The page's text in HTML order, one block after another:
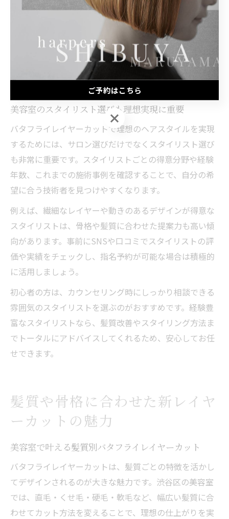
また、SNSや公式サイトでスタイリストの作品集を閲覧
することで、イメージに近い仕上がりかどうかを事前に
把握できます。自分の髪質やライフスタイルを伝えやす
いサロンを選ぶと、より満足度の高い体験につながりま
す。
美容室のスタイリスト選びも理想実現に重要
バタフライレイヤーカットで理想のヘアスタイルを実現
するためには、サロン選びだけでなくスタイリスト選び
も非常に重要です。スタイリストごとの得意分野や経験
年数、これまでの施術事例を確認することで、自分の希
望に合う技術者を見つけやすくなります。
例えば、繊細なレイヤーや動きのあるデザインが得意な
スタイリストは、骨格や髪質に合わせた提案力も高い傾
向があります。事前にSNSや口コミでスタイリストの評
価や実績をチェックし、指名予約が可能な場合は積極的
に活用しましょう。
初心者の方は、カウンセリング時にしっかり相談できる
雰囲気のスタイリストを選ぶのがおすすめです。経験豊
富なスタイリストなら、髪質改善やスタイリング方法ま
でトータルにアドバイスしてくれるため、安心してお任
せできます。
髪質や骨格に合わせた新レイヤ
ーカットの魅力
美容室で叶える髪質別バタフライレイヤーカット
バタフライレイヤーカットは、髪質ごとの特徴を活かし
てデザインされるのが大きな魅力です。渋谷区の美容室
では、直毛・くせ毛・硬毛・軟毛など、幅広い髪質に合
わせてカット方法を変えることで、理想の仕上がりを実
ご予約はこちら
ご予約はこちら